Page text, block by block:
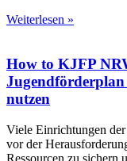
Weiterlesen »
How to KJFP
Jugendförderplan
nutzen
Viele Einrichtungen
vor der